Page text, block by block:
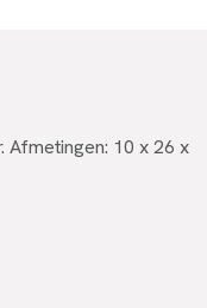
Afmetingen: 10 x 26 x